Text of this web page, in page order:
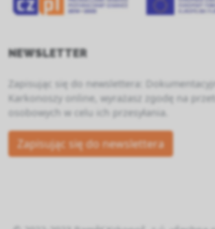
NEWSLETTER
Zapisując się do newslettera:
Karkonoszy online, wyrażasz zgodę na
osobowych w celu ich przesyłania.
Zapisując się do newslettera